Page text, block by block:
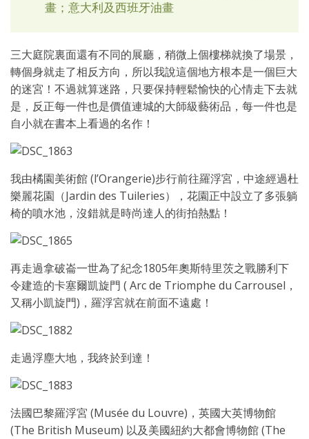
畫；意大利及西班牙油畫
三大庭院裏面還有不同的展廳，稍微上個樓梯就換了場景，
轉個身就走了相反方向，所以我說這個地方根本是一個巨大
的迷宮！不過就算迷路，只要保持輕鬆愉快的心情走下去就
是，反正每一件也是價值連城的大師級藝術品，每一件也是
自小就在書本上看過的名作！
我由橘園美術館 (l’Orangerie)步行前往羅浮宮，中途經過杜
樂麗花園（Jardin des Tuileries），花園正中設立了多張躺
椅的噴水池，沒錯就是時尚達人的街拍熱點！
再走過拿破崙一世為了紀念1805年奧斯特里茨之戰勝利下
令建造的卡塞爾凱旋門 ( Arc de Triomphe du Carrousel，
又稱小凱旋門)，羅浮宮就在前面不遠處！
走過浮塵大地，我終於到達！
法國巴黎羅浮宮 (Musée du Louvre)，英國大英博物館
(The British Museum) 以及美國紐約大都會博物館 (The